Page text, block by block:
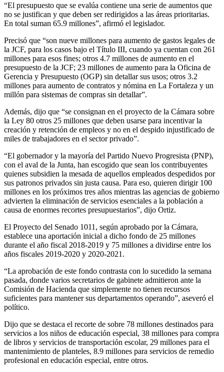
“El presupuesto que se evalúa contiene una serie de aumentos que
no se justifican y que deben ser redirigidos a las áreas prioritarias.
En total suman 65.9 millones”, afirmó el legislador.
Precisó que “son nueve millones para aumento de gastos legales de
la JCF, para los casos bajo el Título III, cuando ya cuentan con 261
millones para esos fines; otros 4.7 millones de aumento en el
presupuesto de la JCF; 23 millones de aumento para la Oficina de
Gerencia y Presupuesto (OGP) sin detallar sus usos; otros 3.2
millones para aumento de contratos y nómina en La Fortaleza y un
millón para sistemas de compras sin detallar”.
Además, dijo que “se consignan en el proyecto de la Cámara sobre
la Ley 80 otros 25 millones que deben usarse para incentivar la
creación y retención de empleos y no en el despido injustificado de
miles de trabajadores en el sector privado”.
“El gobernador y la mayoría del Partido Nuevo Progresista (PNP),
con el aval de la Junta, han escogido que sean los contribuyentes
quienes subsidien la mesada de aquellos empleados despedidos por
sus patronos privados sin justa causa. Para eso, quieren dirigir 100
millones en los próximos tres años mientras las agencias de gobierno
advierten la eliminación de servicios esenciales a la población a
causa de enormes recortes presupuestarios”, dijo Ortiz.
El Proyecto del Senado 1011, según aprobado por la Cámara,
establece una aportación inicial a dicho fondo de 25 millones
durante el año fiscal 2018-2019 y 75 millones a dividirse entre los
años fiscales 2019-2020 y 2020-2021.
“La aprobación de este fondo contrasta con lo sucedido la semana
pasada, donde varios secretarios de gabinete admitieron ante la
Comisión de Hacienda que simplemente no tienen recursos
suficientes para mantener sus departamentos operando”, aseveró el
político.
Dijo que se destaca el recorte de sobre 78 millones destinados para
servicios a los niños de educación especial, 38 millones para compra
de libros y servicios de transportación escolar, 29 millones para el
mantenimiento de planteles, 8.9 millones para servicios de remedio
profesional en educación especial, entre otros.